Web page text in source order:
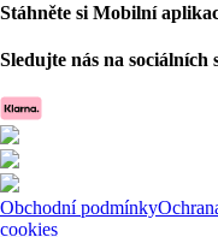
Stáhněte si Mobilní
Sledujte nás na sociálních
Obchodní podmínky
cookies